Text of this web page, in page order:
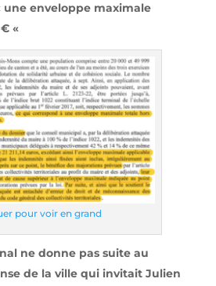
une enveloppe maximale
€ «
pour voir en grand
ne donne pas suite au
de la ville qui invitait Julien